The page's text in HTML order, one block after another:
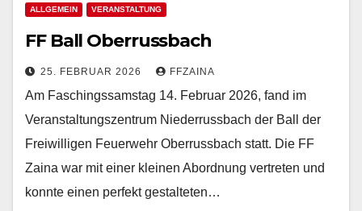
ALLGEMEIN VERANSTALTUNG
FF Ball Oberrussbach
25. FEBRUAR 2026 FFZAINA
Am Faschingssamstag 14. Februar 2026, fand im
Veranstaltungszentrum Niederrussbach der Ball der
Freiwilligen Feuerwehr Oberrussbach statt. Die FF
Zaina war mit einer kleinen Abordnung vertreten und
konnte einen perfekt gestalteten…